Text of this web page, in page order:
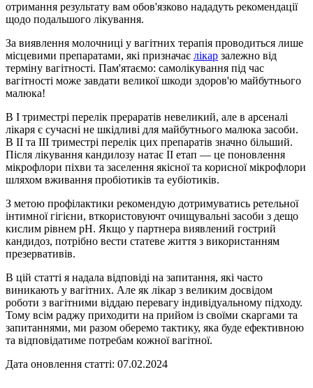
отримання результату вам обов'язково нададуть рекомендації
щодо подальшого лікування.
За виявлення молочниці у вагітних терапія проводиться лише
місцевими препаратами, які призначає лікар залежно від
терміну вагітності. Пам'ятаємо: самолікування під час
вагітності може завдати великої шкоди здоров'ю майбутнього
малюка!
В І триместрі перелік прераратів невеликий, але в арсеналі
лікаря є сучасні не шкідливі для майбутнього малюка засоби.
В ІІ та ІІІ триместрі перелік цих препаратів значно більший.
Після лікування кандилозу натає ІІ етап — це поновлення
мікрофлори піхви та заселення якісної та корисної мікрофлори
шляхом вживання пробіотиків та еубіотиків.
З метою профілактики рекомендую дотримуватись ретельної
інтимної гігієни, вткористовуючт очищувальні засоби з дещо
кислим рівнем pH. Якщо у партнера виявлений гострий
кандидоз, потрібно вести статеве життя з використанням
презервативів.
В цій статті я надала відповіді на запитання, які часто
виникають у вагітних. Але як лікар з великим досвідом
роботи з вагітними віддаю перевагу індивідуальному підходу.
Тому всім раджу приходити на прийом із своїми скаргами та
запитаннями, ми разом оберемо тактику, яка буде ефективною
та відповідатиме потребам кожної вагітної.
Дата оновлення статті: 07.02.2024